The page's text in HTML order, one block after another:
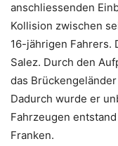
anschliessenden
Kollision zwischen
16-jährigen Fahrers.
Salez. Durch den
das
Dadurch wurde er
Fahrzeugen
Franken.